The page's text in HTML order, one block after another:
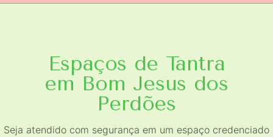
Espaços de Tantra
em Bom Jesus dos
Perdões
Seja atendido com segurança em um espaço credenciado